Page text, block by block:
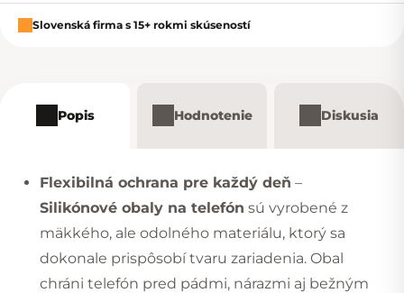
Slovenská firma s 15+ rokmi skúseností
Popis Hodnotenie Diskusia
Flexibilná ochrana pre každý deň –
Silikónové obaly na telefón sú vyrobené z
mäkkého, ale odolného materiálu, ktorý sa
dokonale prispôsobí tvaru zariadenia. Obal
chráni telefón pred pádmi, nárazmi aj bežným